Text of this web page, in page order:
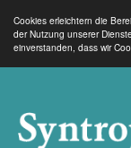
Cookies erleichtern die
der Nutzung unserer
einverstanden, dass wir